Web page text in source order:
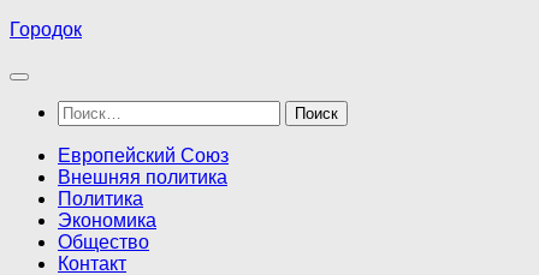
Перейти
содержимому
Городок
Найти:
Европейский Союз
Внешняя политика
Политика
Экономика
Общество
Контакт